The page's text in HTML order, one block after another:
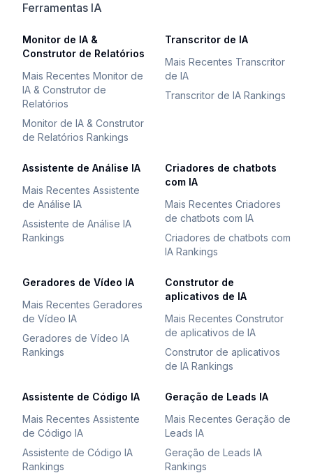
Ferramentas IA
Monitor de IA &
Construtor de Relatórios
Mais Recentes Monitor de
IA & Construtor de
Relatórios
Monitor de IA & Construtor
de Relatórios Rankings
Transcritor de IA
Mais Recentes Transcritor
de IA
Transcritor de IA Rankings
Assistente de Análise IA
Mais Recentes Assistente
de Análise IA
Assistente de Análise IA
Rankings
Criadores de chatbots
com IA
Mais Recentes Criadores
de chatbots com IA
Criadores de chatbots com
IA Rankings
Geradores de Vídeo IA
Mais Recentes Geradores
de Vídeo IA
Geradores de Vídeo IA
Rankings
Construtor de
aplicativos de IA
Mais Recentes Construtor
de aplicativos de IA
Construtor de aplicativos
de IA Rankings
Assistente de Código IA
Mais Recentes Assistente
de Código IA
Assistente de Código IA
Rankings
Geração de Leads IA
Mais Recentes Geração de
Leads IA
Geração de Leads IA
Rankings